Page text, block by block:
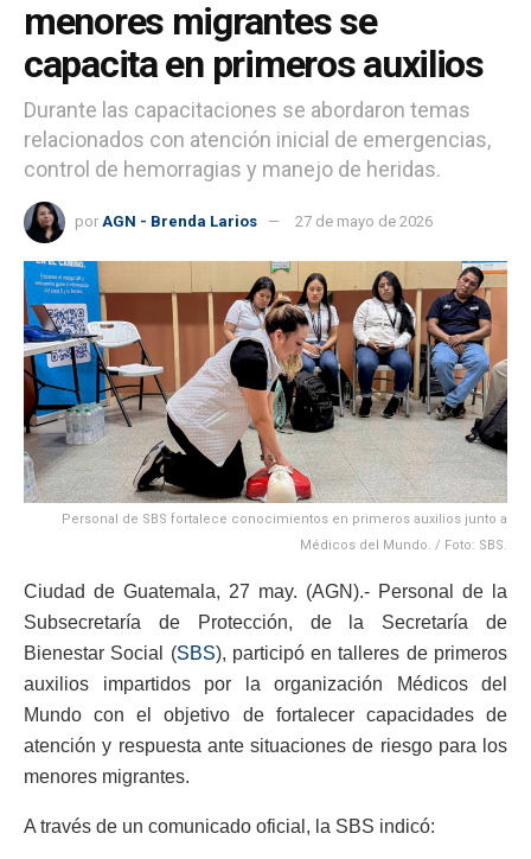
menores migrantes se
capacita en primeros auxilios
Durante las capacitaciones se abordaron temas
relacionados con atención inicial de emergencias,
control de hemorragias y manejo de heridas.
por AGN - Brenda Larios 27 de mayo de 2026
Personal de SBS fortalece conocimientos en primeros auxilios junto a
Médicos del Mundo. / Foto: SBS.
Ciudad de Guatemala, 27 may. (AGN).- Personal de la
Subsecretaría de Protección, de la Secretaría de
Bienestar Social (SBS), participó en talleres de primeros
auxilios impartidos por la organización Médicos del
Mundo con el objetivo de fortalecer capacidades de
atención y respuesta ante situaciones de riesgo para los
menores migrantes.
A través de un comunicado oficial, la SBS indicó: